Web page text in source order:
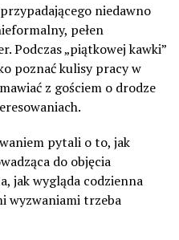
niedawno
pełen
Podczas „piątkowej kawki”
poznać kulisy pracy w
z gościem o drodze
pytali o to, jak
do objęcia
jak wygląda codzienna
wyzwaniami trzeba